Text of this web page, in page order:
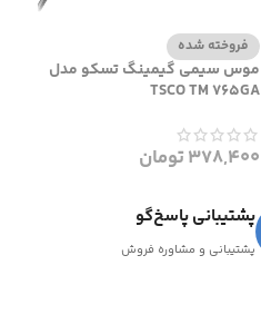
فروخته شده
موس سیمی گیمینگ تسکو مدل
TSCO TM 765GA
378,400تومان
پشتیبانی پاسخ‌گو
پشتیبانی و مشاوره فروش